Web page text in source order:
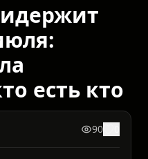
есть кто
90